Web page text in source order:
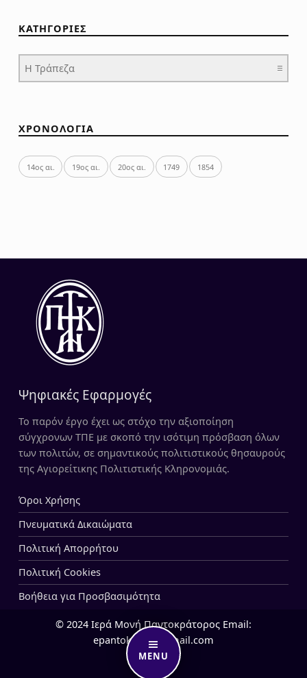
MENU
ΚΑΤΗΓΟΡΙΕΣ
ΚΑΤΗΓΟΡΙΕΣ
ΧΡΟΝΟΛΟΓΙΑ
14ος αι. 19ος αι. 20ος αι. 1749 1854
Ψηφιακές Εφαρμογές
Το παρόν έργο έχει ως στόχο την αξιοποίηση
σύγχρονων ΤΠΕ με σκοπό την ισότιμη πρόσβαση όλων
των πολιτών, σε σημαντικούς πολιτιστικούς θησαυρούς
της Αγιορείτικης Πολιτιστικής Κληρονομιάς.
Όροι Χρήσης
Πνευματικά Δικαιώματα
Πολιτική Απορρήτου
Πολιτική Cookies
Βοήθεια για Προσβασιμότητα
© 2024 Ιερά Μονή Παντοκράτορος Email:
epantokrator@gmail.com